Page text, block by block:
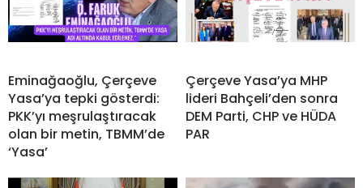
Eminağaoğlu, Çerçeve
Yasa’ya tepki gösterdi:
PKK’yı meşrulaştıracak
olan bir metin, TBMM’de
‘Yasa’
Çerçeve Yasa’ya MHP
lideri Bahçeli’den sonra
DEM Parti, CHP ve HÜDA
PAR